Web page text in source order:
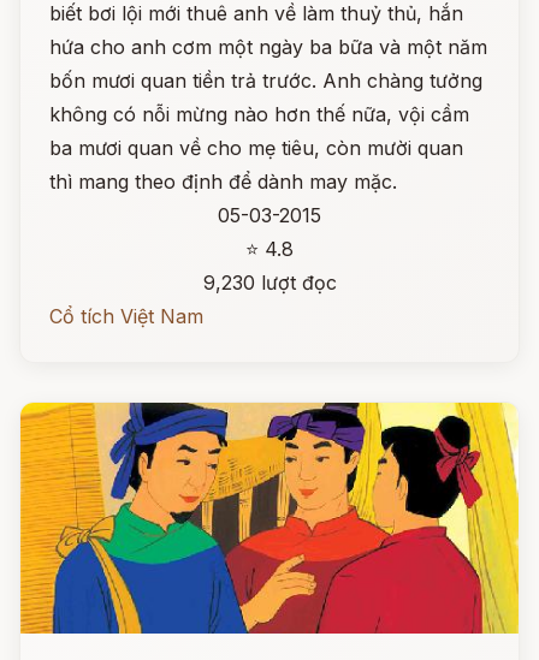
biết bơi lội mới thuê anh về làm thuỷ thủ, hắn
hứa cho anh cơm một ngày ba bữa và một năm
bốn mươi quan tiền trả trước. Anh chàng tưởng
không có nỗi mừng nào hơn thế nữa, vội cầm
ba mươi quan về cho mẹ tiêu, còn mười quan
thì mang theo định để dành may mặc.
05-03-2015
⭐ 4.8
9,230 lượt đọc
Cổ tích Việt Nam